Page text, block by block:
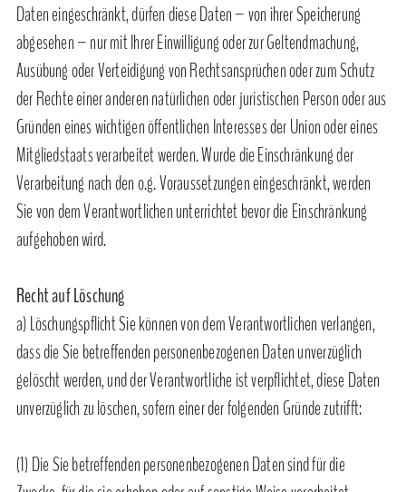
Daten eingeschränkt, dürfen diese Daten – von ihrer Speicherung
abgesehen – nur mit Ihrer Einwilligung oder zur Geltendmachung,
Ausübung oder Verteidigung von Rechtsansprüchen oder zum Schutz
der Rechte einer anderen natürlichen oder juristischen Person oder aus
Gründen eines wichtigen öffentlichen Interesses der Union oder eines
Mitgliedstaats verarbeitet werden. Wurde die Einschränkung der
Verarbeitung nach den o.g. Voraussetzungen eingeschränkt, werden
Sie von dem Verantwortlichen unterrichtet bevor die Einschränkung
aufgehoben wird.
Recht auf Löschung
a) Löschungspflicht Sie können von dem Verantwortlichen verlangen,
dass die Sie betreffenden personenbezogenen Daten unverzüglich
gelöscht werden, und der Verantwortliche ist verpflichtet, diese Daten
unverzüglich zu löschen, sofern einer der folgenden Gründe zutrifft:
(1) Die Sie betreffenden personenbezogenen Daten sind für die